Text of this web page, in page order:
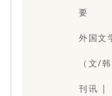
要
外国文
（文/
刊讯 |